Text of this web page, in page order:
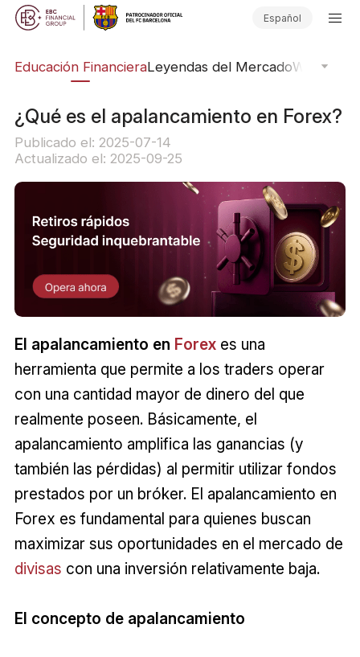
Español
Educación FinancieraLeyendas del MercadoWebinars
¿Qué es el apalancamiento en Forex?
Publicado el: 2025-07-14
Actualizado el: 2025-09-25
El apalancamiento en Forexes una
herramienta que permite a los traders operar
con una cantidad mayor de dinero del que
realmente poseen. Básicamente, el
apalancamiento amplifica las ganancias (y
también las pérdidas) al permitir utilizar fondos
prestados por un bróker. El apalancamiento en
Forex es fundamental para quienes buscan
maximizar sus oportunidades en el mercado de
divisas con una inversión relativamente baja.
El concepto de apalancamiento